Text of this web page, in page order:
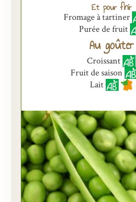
Recrutement
Nous contacter
Et pour finir
Fromage à tartiner
Purée de fruit
Au goûter
Croissant
Fruit de saison
Lait